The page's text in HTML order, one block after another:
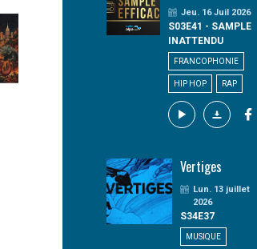
Jeu. 16 Juil 2026
S03E41 - SAMPLE
INATTENDU
FRANCOPHONIE
HIP HOP RAP
Vertiges
Lun. 13 juillet
2026
S34E37
MUSIQUE